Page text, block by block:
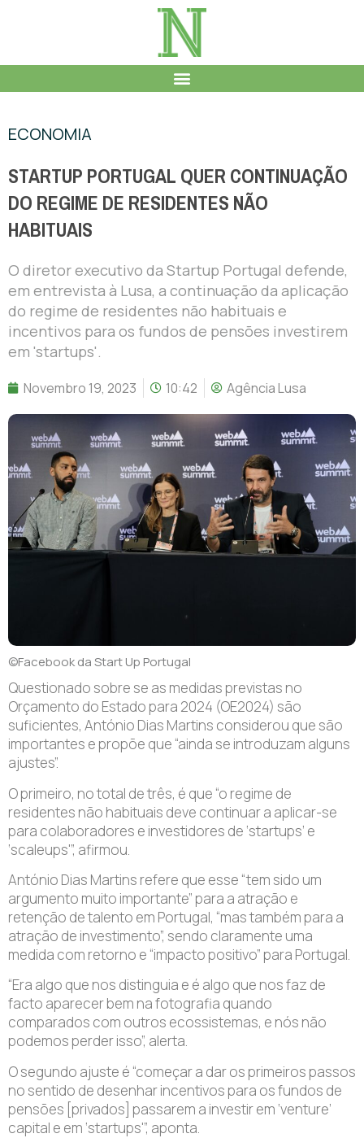
ECONOMIA
STARTUP PORTUGAL QUER CONTINUAÇÃO
DO REGIME DE RESIDENTES NÃO
HABITUAIS
O diretor executivo da Startup Portugal defende,
em entrevista à Lusa, a continuação da aplicação
do regime de residentes não habituais e
incentivos para os fundos de pensões investirem
em 'startups'.
Novembro 19, 2023 10:42 Agência Lusa
©Facebook da Start Up Portugal
Questionado sobre se as medidas previstas no
Orçamento do Estado para 2024 (OE2024) são
suficientes, António Dias Martins considerou que são
importantes e propõe que “ainda se introduzam alguns
ajustes”.
O primeiro, no total de três, é que “o regime de
residentes não habituais deve continuar a aplicar-se
para colaboradores e investidores de ‘startups’ e
‘scaleups'”, afirmou.
António Dias Martins refere que esse “tem sido um
argumento muito importante” para a atração e
retenção de talento em Portugal, “mas também para a
atração de investimento”, sendo claramente uma
medida com retorno e “impacto positivo” para Portugal.
“Era algo que nos distinguia e é algo que nos faz de
facto aparecer bem na fotografia quando
comparados com outros ecossistemas, e nós não
podemos perder isso”, alerta.
O segundo ajuste é “começar a dar os primeiros passos
no sentido de desenhar incentivos para os fundos de
pensões [privados] passarem a investir em ‘venture’
capital e em ‘startups'”, aponta.